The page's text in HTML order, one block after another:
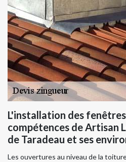
L'installation des
compétences de Artisan
de Taradeau et ses
Les ouvertures au niveau de la